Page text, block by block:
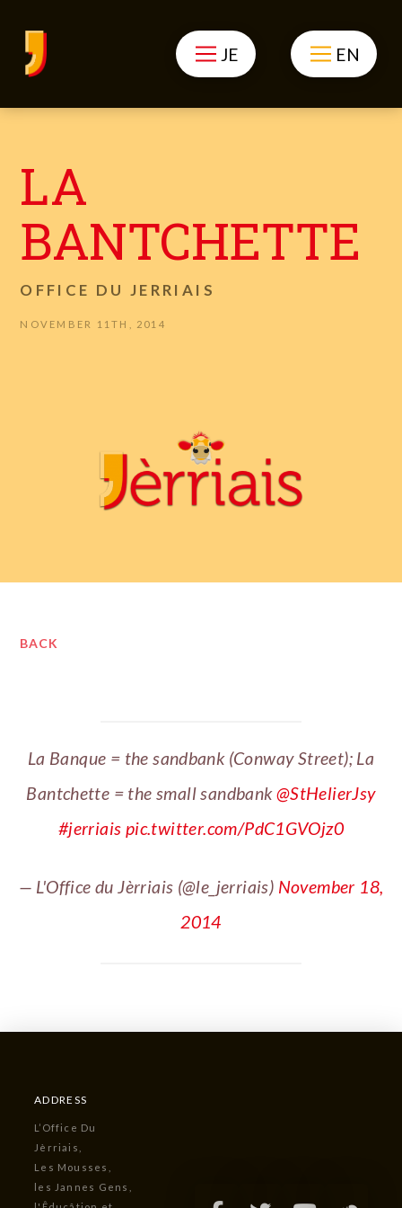
JE EN
LA
BANTCHETTE
OFFICE DU JERRIAIS
NOVEMBER 11TH, 2014
BACK
La Banque = the sandbank (Conway Street); La
Bantchette = the small sandbank@StHelierJsy
#jerriais pic.twitter.com/PdC1GVOjz0
— L'Office du Jèrriais (@le_jerriais) November 18,
2014
ADDRESS
L’Office Du
Jèrriais,
Les Mousses,
les Jannes Gens,